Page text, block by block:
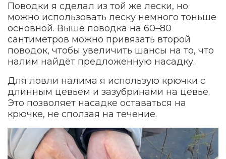
Поводки я сделал из той же лески, но
можно использовать леску немного тоньше
основной. Выше поводка на 60–80
сантиметров можно привязать второй
поводок, чтобы увеличить шансы на то, что
налим найдёт предложенную насадку.
Для ловли налима я использую крючки с
длинным цевьем и зазубринами на цевье.
Это позволяет насадке оставаться на
крючке, не сползая на течение.